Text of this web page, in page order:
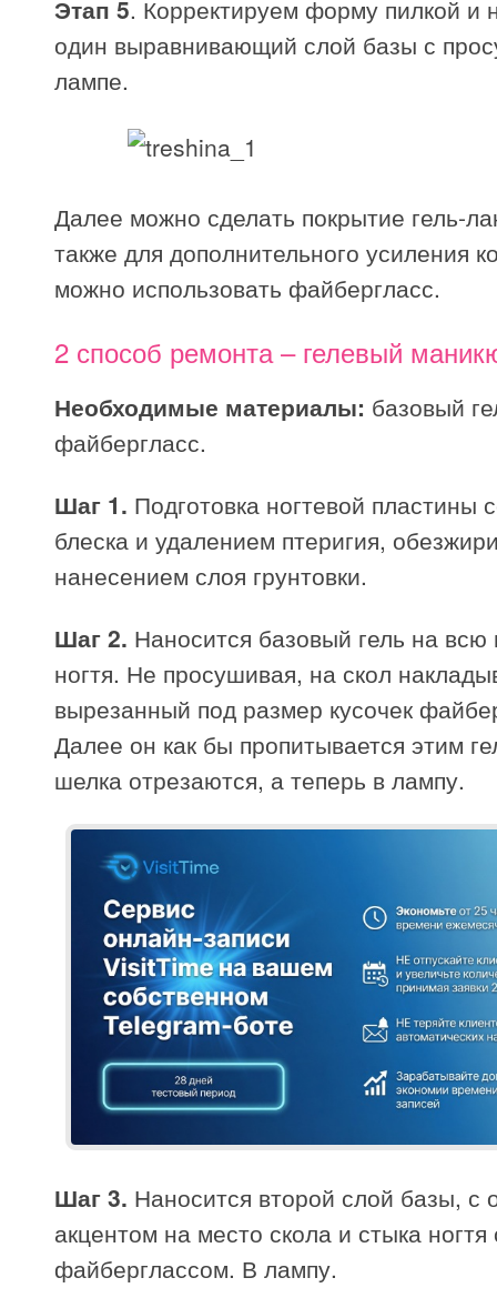
Этап 5. Корректируем форму пилкой и
один выравнивающий слой базы с
лампе.
Далее можно сделать покрытие гель-
также для дополнительного усиления
можно использовать файбергласс.
2 способ ремонта – гелевый
Необходимые материалы: базовый
файбергласс.
Шаг 1. Подготовка ногтевой пластины
блеска и удалением птеригия,
нанесением слоя грунтовки.
Шаг 2. Наносится базовый гель на всю
ногтя. Не просушивая, на скол
вырезанный под размер кусочек
Далее он как бы пропитывается этим
шелка отрезаются, а теперь в лампу.
Шаг 3. Наносится второй слой базы, с
акцентом на место скола и стыка ногтя
файберглассом. В лампу.